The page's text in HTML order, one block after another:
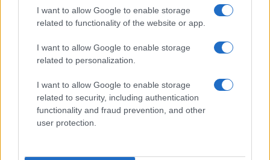
I want to allow Google to enable storage
related to functionality of the website or app.
I want to allow Google to enable storage
related to personalization.
I want to allow Google to enable storage
related to security, including authentication
functionality and fraud prevention, and other
user protection.